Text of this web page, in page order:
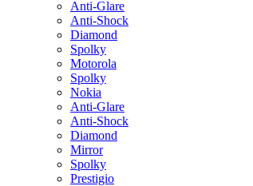
Anti-Glare
Anti-Shock
Diamond
Spolky
Motorola
Spolky
Nokia
Anti-Glare
Anti-Shock
Diamond
Mirror
Spolky
Prestigio